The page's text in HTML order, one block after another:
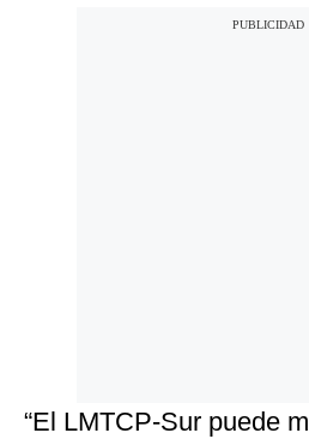
“El LMTCP-Sur puede